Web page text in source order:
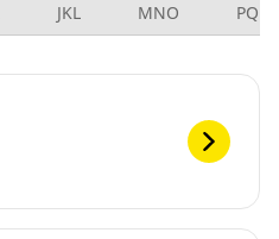
JKL MNO PQRS